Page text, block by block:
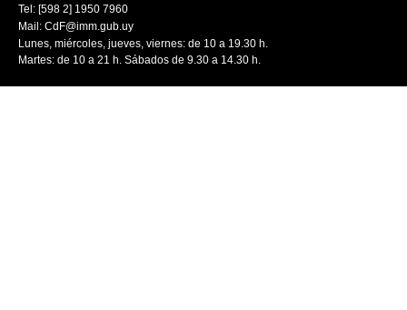
Tel: [598 2] 1950 7960
Mail: CdF@imm.gub.uy
Lunes, miércoles, jueves, viernes: de 10 a 19.30 h.
Martes: de 10 a 21 h. Sábados de 9.30 a 14.30 h.